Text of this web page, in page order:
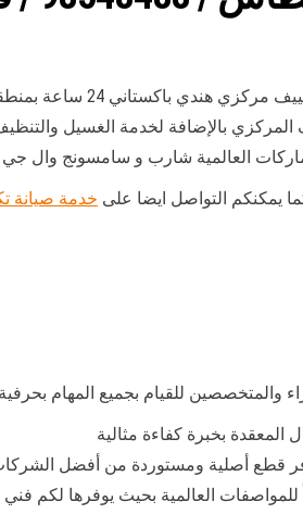
خدمة صيانة تكييف
المركزي بالإضافة لخدمة الغسيل
العالمية شارب و سامسونج وال جي
يمكنكم التواصل ايضا على خدمة صيانة
والمتخصصين للقيام بجميع المهام
بخبرة كفاءة مثالية
قطع أصلية ومستوردة من أفضل
للمواصفات العالمية بحيث يوفرها